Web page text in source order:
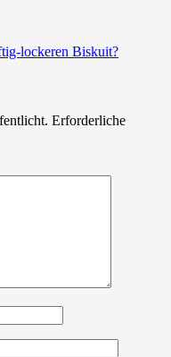
lockeren Biskuit?
Erforderliche